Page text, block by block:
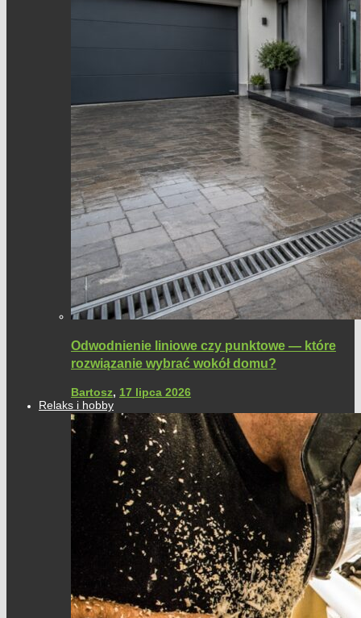
Odwodnienie liniowe czy punktowe — które
rozwiązanie wybrać wokół domu?
Bartosz, 17 lipca 2026
Relaks i hobby